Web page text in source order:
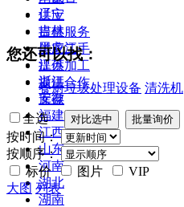
辽宁
吉林
黑龙江
江苏
浙江
安徽
福建
江西
山东
河南
湖北
湖南
供应
提供服务
供应二手
提供加工
提供合作
库存
您还可以找：
餐厨垃圾处理设备 清洗机
全选
按时间：
按顺序：
标价
图片
VIP
大图 列表